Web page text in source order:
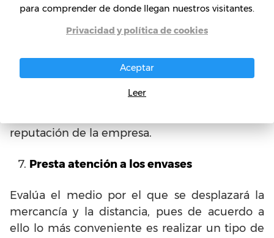
Es vital que respondas y cumplas tu palabra de
acuerdo a los requerimientos a los que afirmas
requisitos de calidad, falta mercancía, el envío
con la entrega los horarios y demás, creamos
reputación de la empresa.
Presta atención a los envases
Evalúa el medio por el que se desplazará la
mercancía y la distancia, pues de acuerdo a
ello lo más conveniente es realizar un tipo de
para comprender de donde llegan nuestros visitantes.
Privacidad y política de cookies
Aceptar
Leer